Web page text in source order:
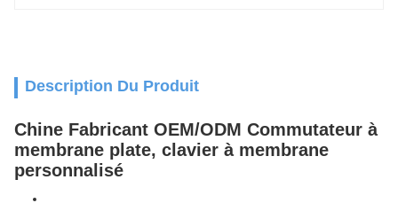
Description Du Produit
Chine Fabricant OEM/ODM Commutateur à
membrane plate, clavier à membrane
personnalisé